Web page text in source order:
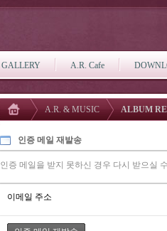
GALLERY A.R. Cafe
A.R. & MUSIC ALBUM
인증 메일 재발송
인증 메일을 받지 못하신 경우 다시 받으실
이메일 주소